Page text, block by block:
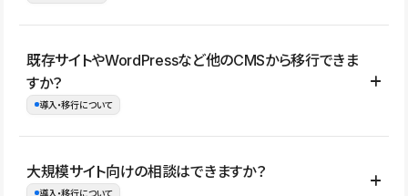
コーポレートサイト、サービスサイト、LP、採用サイト、ブロ
グ・メディア、イベントサイト、店舗・商品紹介サイト、ポートフ
ォリオなど幅広く制作できます。
既存サイトやWordPressなど他のCMSから移行できま
すか？
導入・移行について
はい。既存サイトの構成やコンテンツ、URLを整理したうえで、
Studio上に再構築する形で移行できます。 WordPressの場合は、
大規模サイト向けの相談はできますか？
導入・移行について